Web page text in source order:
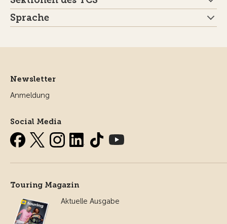
Sprache
Newsletter
Anmeldung
Social Media
Touring Magazin
Aktuelle Ausgabe